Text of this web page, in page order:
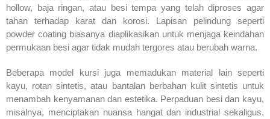
hollow, baja ringan, atau besi tempa yang telah diproses agar
tahan terhadap karat dan korosi. Lapisan pelindung seperti
powder coating biasanya diaplikasikan untuk menjaga keindahan
permukaan besi agar tidak mudah tergores atau berubah warna.
Beberapa model kursi juga memadukan material lain seperti
kayu, rotan sintetis, atau bantalan berbahan kulit sintetis untuk
menambah kenyamanan dan estetika. Perpaduan besi dan kayu,
misalnya, menciptakan nuansa hangat dan industrial sekaligus,